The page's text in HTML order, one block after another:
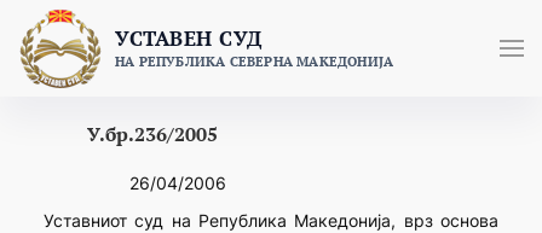
content
УСТАВЕН СУД
НА РЕПУБЛИКА СЕВЕРНА МАКЕДОНИЈА
У.бр.236/2005
26/04/2006
Уставниот суд на Република Македонија, врз основа